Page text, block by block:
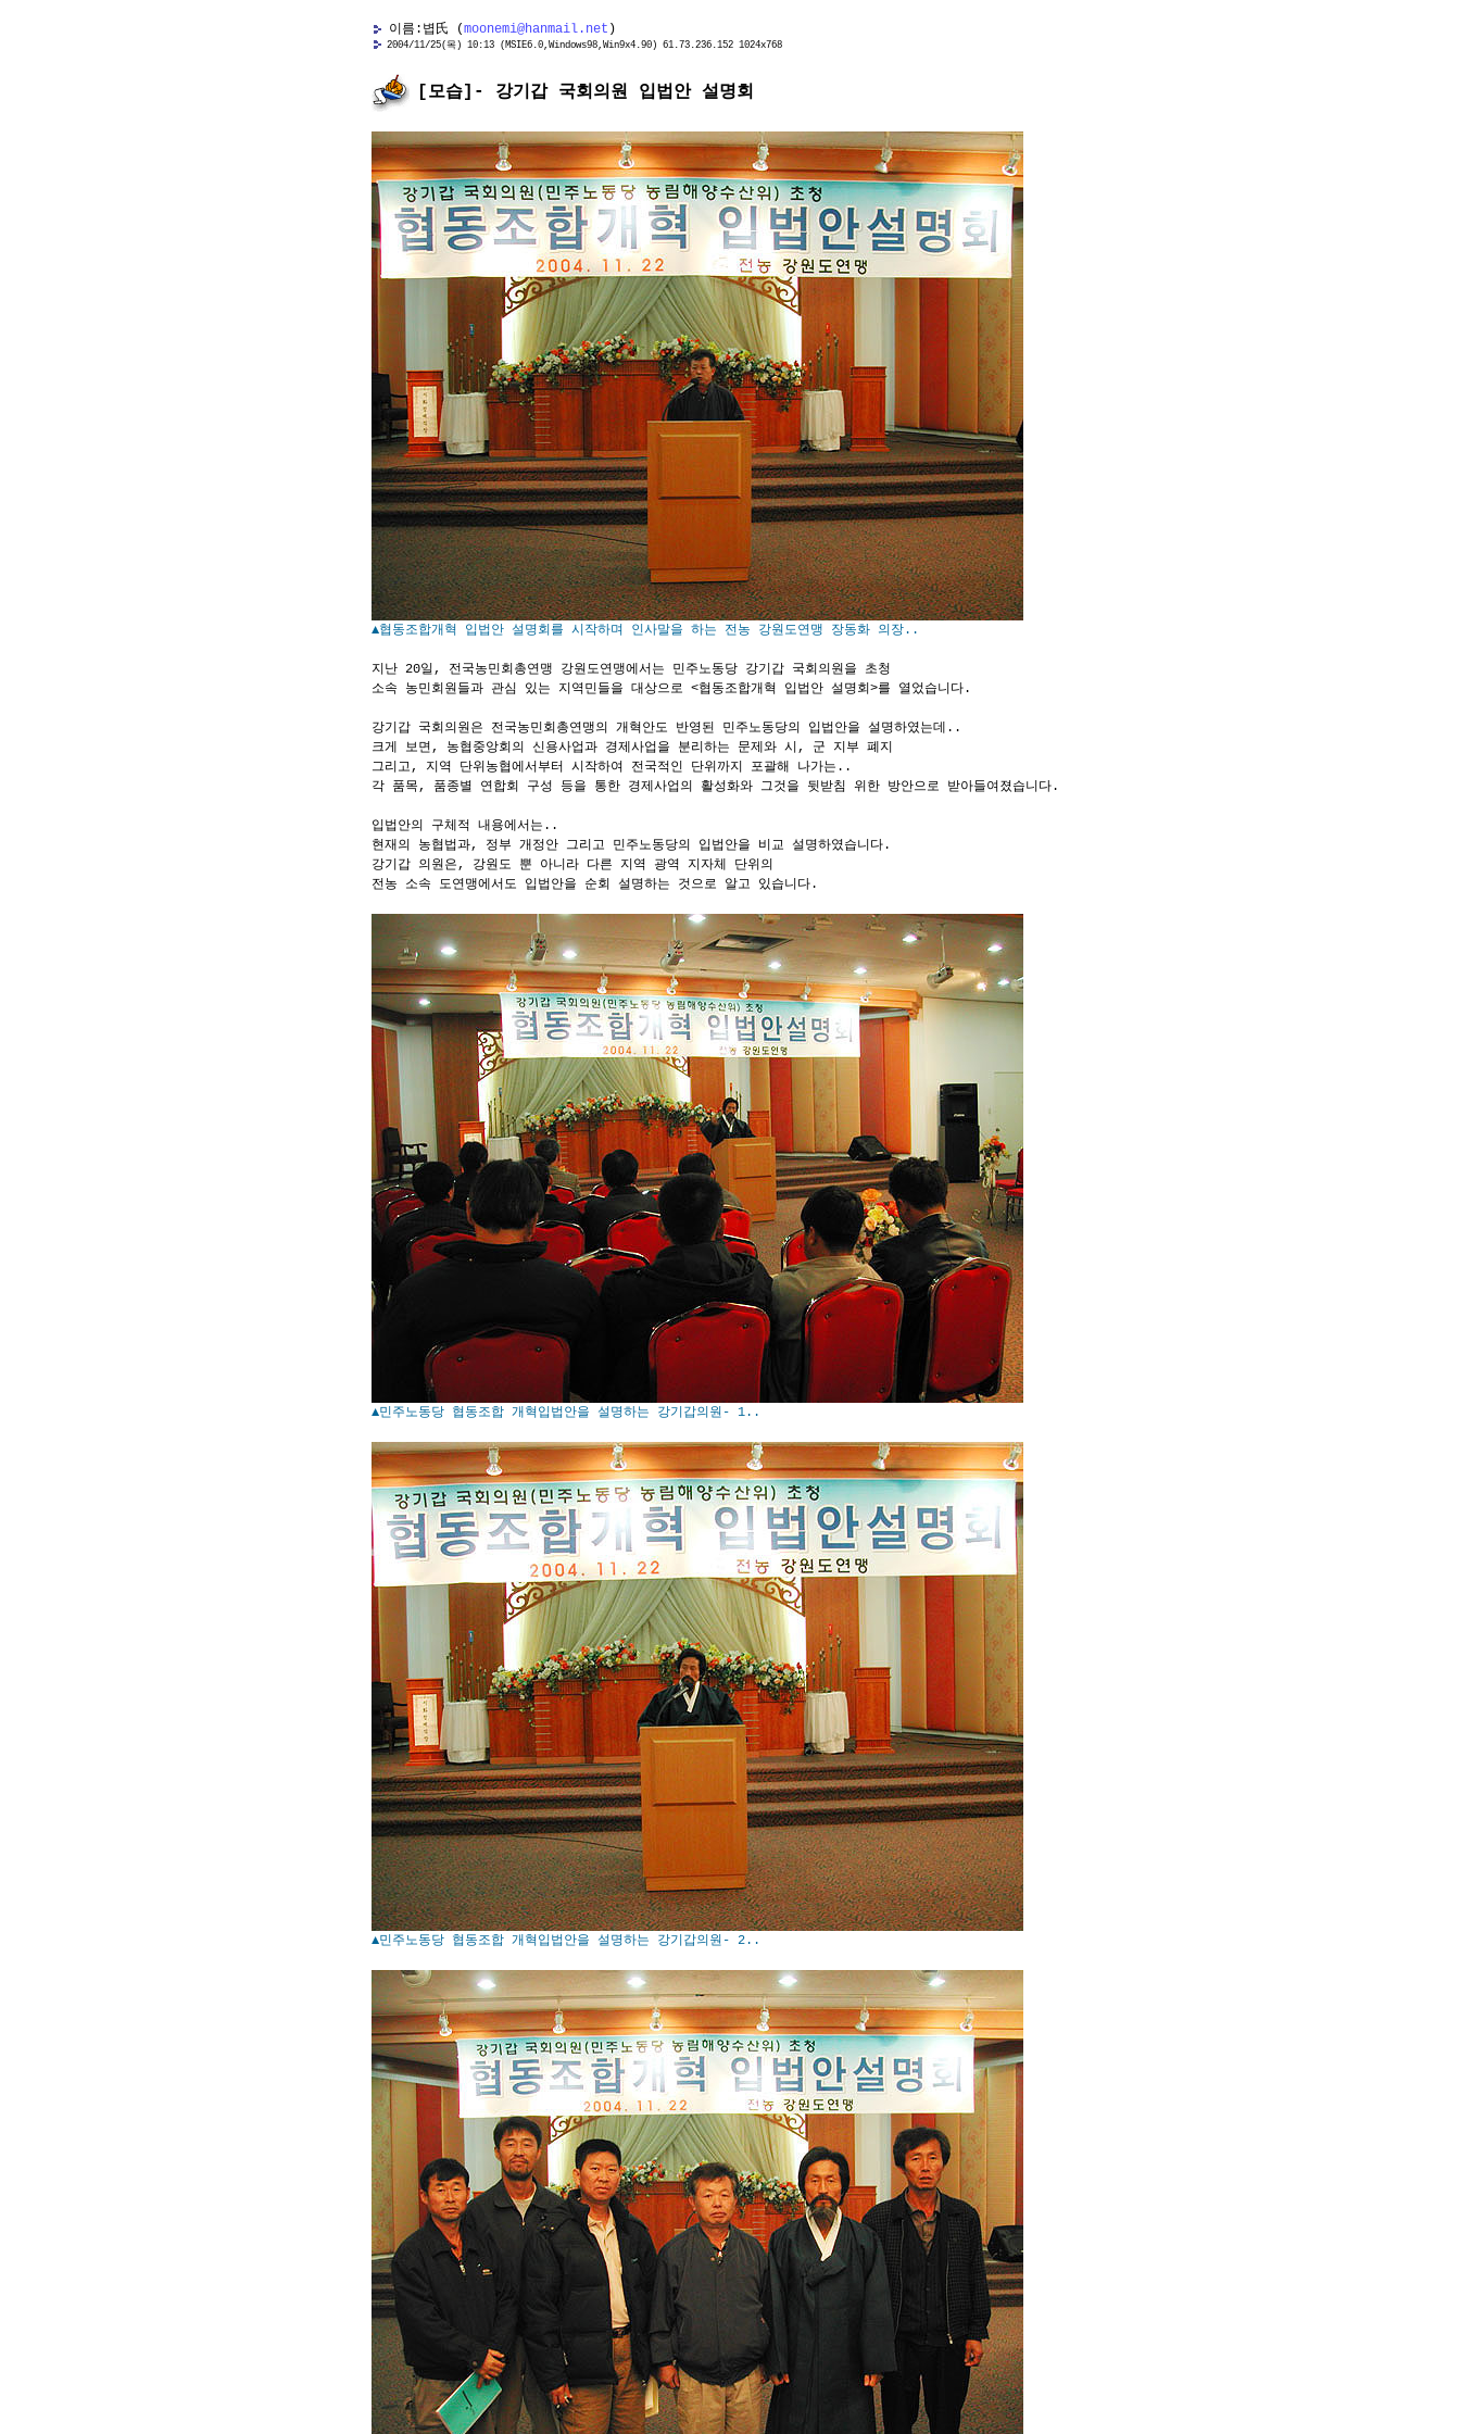
이름:볍氏 (moonemi@hanmail.net )
2004/11/25(목) 10:13 (MSIE6.0,Windows98,Win9x4.90) 61.73.236.152 1024x768
[모습]- 강기갑 국회의원 입법안 설명회
▲협동조합개혁 입법안 설명회를 시작하며 인사말을 하는 전농 강원도연맹 장동화 의장..
지난 20일, 전국농민회총연맹 강원도연맹에서는 민주노동당 강기갑 국회의원을 초청
소속 농민회원들과 관심 있는 지역민들을 대상으로 <협동조합개혁 입법안 설명회>를 열었습니다.
강기갑 국회의원은 전국농민회총연맹의 개혁안도 반영된 민주노동당의 입법안을 설명하였는데..
크게 보면, 농협중앙회의 신용사업과 경제사업을 분리하는 문제와 시, 군 지부 폐지
그리고, 지역 단위농협에서부터 시작하여 전국적인 단위까지 포괄해 나가는..
각 품목, 품종별 연합회 구성 등을 통한 경제사업의 활성화와 그것을 뒷받침 위한 방안으로 받아들여졌습니다.
입법안의 구체적 내용에서는..
현재의 농협법과, 정부 개정안 그리고 민주노동당의 입법안을 비교 설명하였습니다.
강기갑 의원은, 강원도 뿐 아니라 다른 지역 광역 지자체 단위의
전농 소속 도연맹에서도 입법안을 순회 설명하는 것으로 알고 있습니다.
▲민주노동당 협동조합 개혁입법안을 설명하는 강기갑의원- 1..
▲민주노동당 협동조합 개혁입법안을 설명하는 강기갑의원- 2..